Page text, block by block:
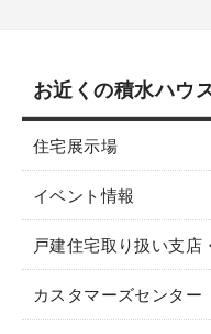
お近くの積水ハウ
住宅展示場
イベント情報
戸建住宅取り扱い支店
カスタマーズセンター